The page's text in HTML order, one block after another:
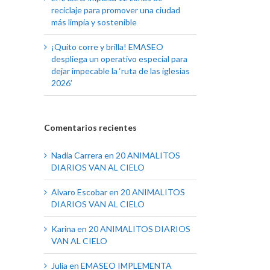
reciclaje para promover una ciudad
más limpia y sostenible
¡Quito corre y brilla! EMASEO
despliega un operativo especial para
dejar impecable la ‘ruta de las iglesias
2026’
Comentarios recientes
Nadia Carrera en 20 ANIMALITOS
DIARIOS VAN AL CIELO
Alvaro Escobaren 20 ANIMALITOS
DIARIOS VAN AL CIELO
Karina en 20 ANIMALITOS DIARIOS
VAN AL CIELO
Julia en EMASEO IMPLEMENTA